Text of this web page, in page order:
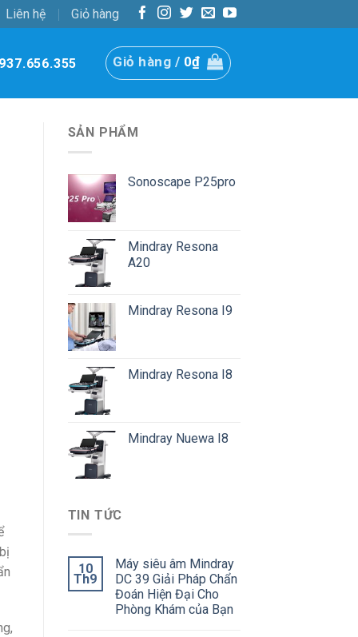
Liên hệ Giỏ hàng
Giỏ hàng / 0₫
SẢN PHẨM
Sonoscape P25pro
Mindray Resona
A20
Mindray Resona I9
Mindray Resona I8
Mindray Nuewa I8
TIN TỨC
10
Th9
Máy siêu âm Mindray
DC 39 Giải Pháp Chẩn
Đoán Hiện Đại Cho
Phòng Khám của Bạn